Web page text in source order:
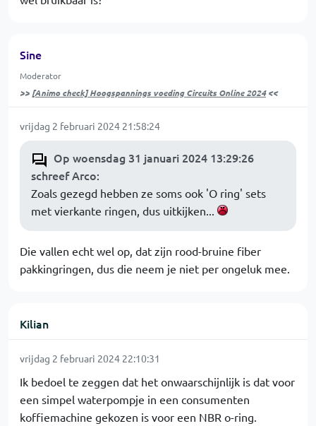
Sine
Moderator
>> [Animo check] Hoogspannings voeding Circuits Online 2024<<
vrijdag 2 februari 2024 21:58:24
Op woensdag 31 januari 2024 13:29:26
schreef Arco:
Zoals gezegd hebben ze soms ook 'O ring' sets
met vierkante ringen, dus uitkijken...
Die vallen echt wel op, dat zijn rood-bruine fiber
pakkingringen, dus die neem je niet per ongeluk mee.
Kilian
vrijdag 2 februari 2024 22:10:31
Ik bedoel te zeggen dat het onwaarschijnlijk is dat voor
een simpel waterpompje in een consumenten
koffiemachine gekozen is voor een NBR o-ring.